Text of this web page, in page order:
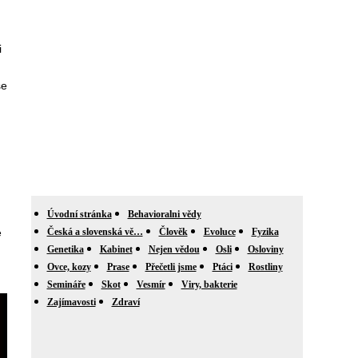
Úvodní stránka
Behavioralni vědy
Česká a slovenská vě…
Člověk Evoluce
Fyzika
Genetika
Kabinet Nejen vědou Osli
Osloviny
Ovce, kozy
Prase Přečetli jsme Ptáci
Rostliny
Semináře
Skot Vesmír
Viry, bakterie
Zajímavosti
Zdraví